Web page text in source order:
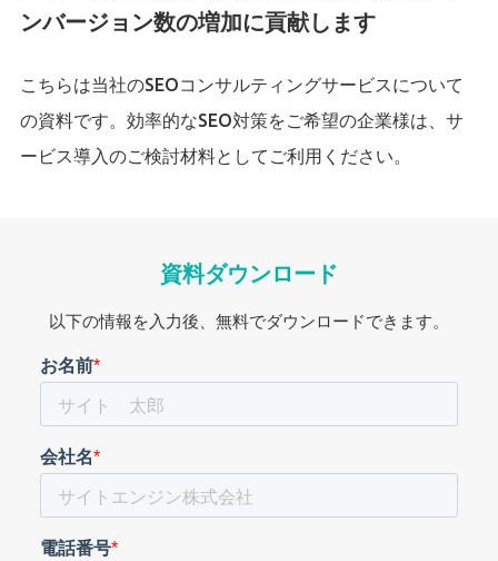
ンバージョン数の増加に貢献します
こちらは当社のSEOコンサルティングサービスについて
の資料です。効率的なSEO対策をご希望の企業様は、サ
ービス導入のご検討材料としてご利用ください。
資料ダウンロード
以下の情報を入力後、無料でダウンロードできます。